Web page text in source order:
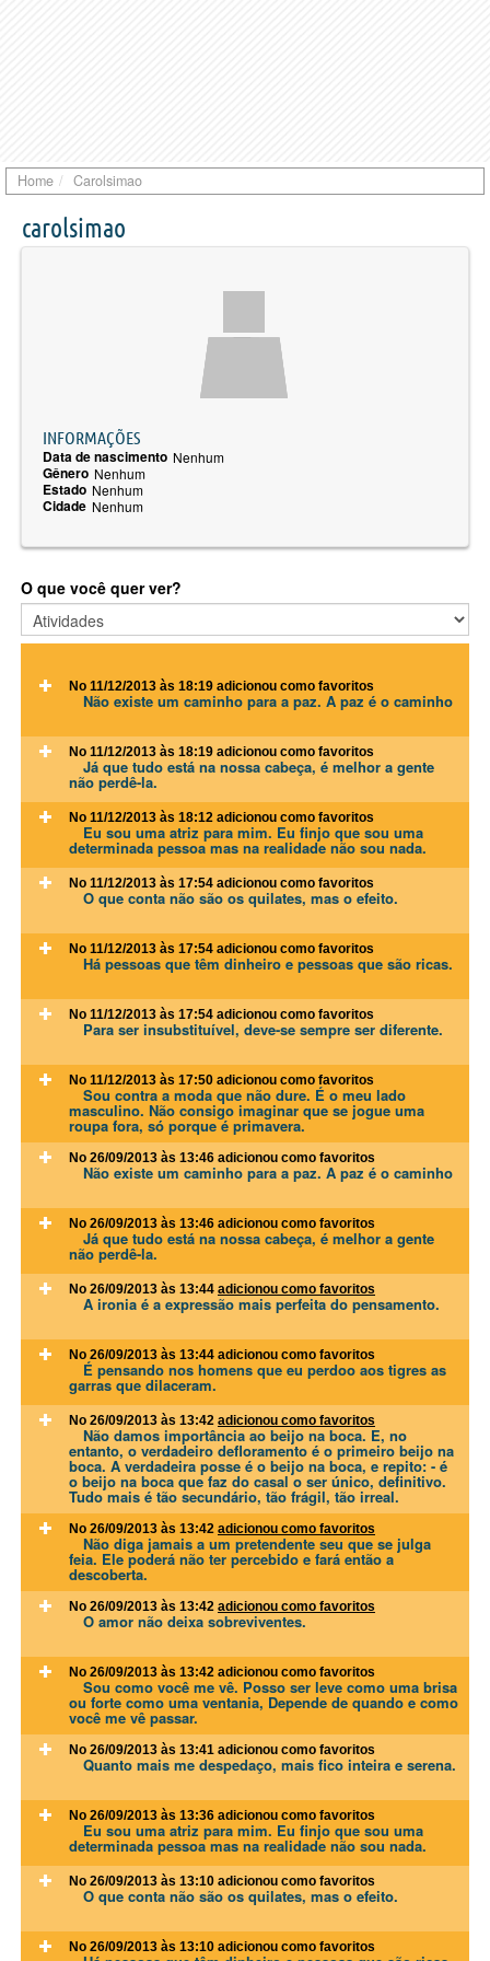
Home Carolsimao
carolsimao
INFORMAÇÕES
Data de nascimento Nenhum
Gênero Nenhum
Estado Nenhum
Cidade Nenhum
O que você quer ver?
No 11/12/2013 às 18:19 adicionou como favoritos
Não existe um caminho para a paz. A paz é o caminho
No 11/12/2013 às 18:19 adicionou como favoritos
Já que tudo está na nossa cabeça, é melhor a gente
não perdê-la.
No 11/12/2013 às 18:12 adicionou como favoritos
Eu sou uma atriz para mim. Eu finjo que sou uma
determinada pessoa mas na realidade não sou nada.
No 11/12/2013 às 17:54 adicionou como favoritos
O que conta não são os quilates, mas o efeito.
No 11/12/2013 às 17:54 adicionou como favoritos
Há pessoas que têm dinheiro e pessoas que são ricas.
No 11/12/2013 às 17:54 adicionou como favoritos
Para ser insubstituível, deve-se sempre ser diferente.
No 11/12/2013 às 17:50 adicionou como favoritos
Sou contra a moda que não dure. É o meu lado
masculino. Não consigo imaginar que se jogue uma
roupa fora, só porque é primavera.
No 26/09/2013 às 13:46 adicionou como favoritos
Não existe um caminho para a paz. A paz é o caminho
No 26/09/2013 às 13:46 adicionou como favoritos
Já que tudo está na nossa cabeça, é melhor a gente
não perdê-la.
No 26/09/2013 às 13:44 adicionou como favoritos
A ironia é a expressão mais perfeita do pensamento.
No 26/09/2013 às 13:44 adicionou como favoritos
É pensando nos homens que eu perdoo aos tigres as
garras que dilaceram.
No 26/09/2013 às 13:42 adicionou como favoritos
Não damos importância ao beijo na boca. E, no
entanto, o verdadeiro defloramento é o primeiro beijo na
boca. A verdadeira posse é o beijo na boca, e repito: - é
o beijo na boca que faz do casal o ser único, definitivo.
Tudo mais é tão secundário, tão frágil, tão irreal.
No 26/09/2013 às 13:42 adicionou como favoritos
Não diga jamais a um pretendente seu que se julga
feia. Ele poderá não ter percebido e fará então a
descoberta.
No 26/09/2013 às 13:42 adicionou como favoritos
O amor não deixa sobreviventes.
No 26/09/2013 às 13:42 adicionou como favoritos
Sou como você me vê. Posso ser leve como uma brisa
ou forte como uma ventania, Depende de quando e como
você me vê passar.
No 26/09/2013 às 13:41 adicionou como favoritos
Quanto mais me despedaço, mais fico inteira e serena.
No 26/09/2013 às 13:36 adicionou como favoritos
Eu sou uma atriz para mim. Eu finjo que sou uma
determinada pessoa mas na realidade não sou nada.
No 26/09/2013 às 13:10 adicionou como favoritos
O que conta não são os quilates, mas o efeito.
No 26/09/2013 às 13:10 adicionou como favoritos